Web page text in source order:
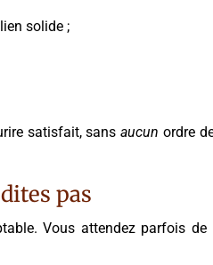
solide ;
satisfait, sansaucun ordre
pas
Vous attendez parfois